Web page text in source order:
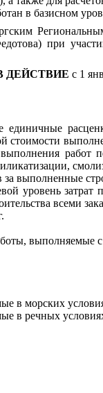
в базисном
при
ДЕЙСТВИЕ с 1
единичные
стоимости
работ
за выполненные
уровень
всеми
выполняемые
в морских
в речных